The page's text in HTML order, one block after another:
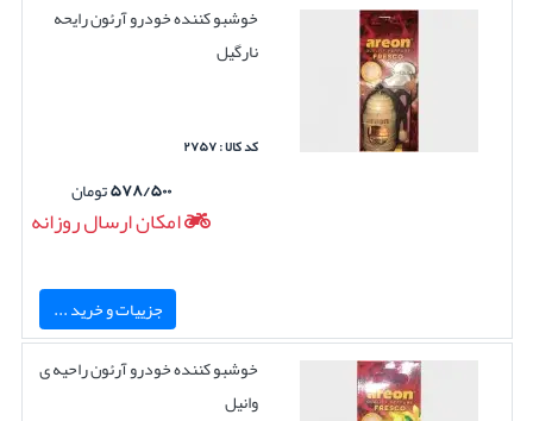
خوشبو کننده خودرو آرئون رایحه
نارگیل
کد کالا : ۲۷۵۷
۵۷۸/۵۰۰تومان
امکان ارسال روزانه
جزییات و خرید ...
خوشبو کننده خودرو آرئون راحیه ی
وانیل